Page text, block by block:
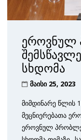
ეროვნულ
სხდომა
მაისი 25, 2023
მიმდინარე წლის
მეცნიერებათა
ეროვნულ